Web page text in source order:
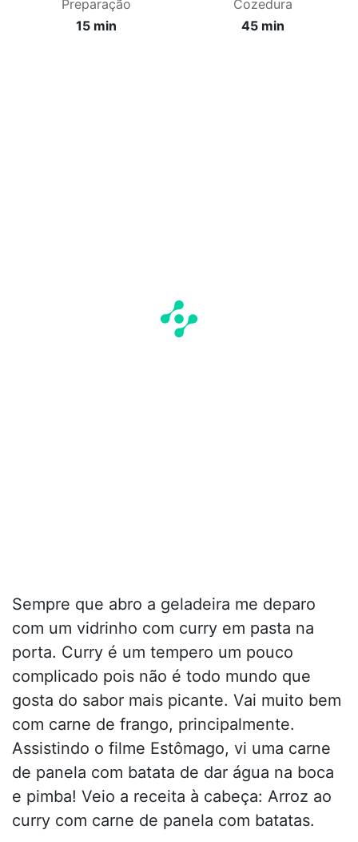
Preparação
15 min
Cozedura
45 min
Sempre que abro a geladeira me deparo
com um vidrinho com curry em pasta na
porta. Curry é um tempero um pouco
complicado pois não é todo mundo que
gosta do sabor mais picante. Vai muito bem
com carne de frango, principalmente.
Assistindo o filme Estômago, vi uma carne
de panela com batata de dar água na boca
e pimba! Veio a receita à cabeça: Arroz ao
curry com carne de panela com batatas.